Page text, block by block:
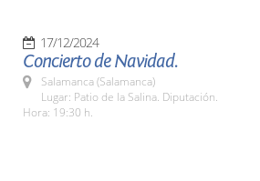
17/12/2024
Concierto de Navidad.
Salamanca (Salamanca)
Lugar: Patio de la Salina. Diputación.
Hora: 19:30 h.